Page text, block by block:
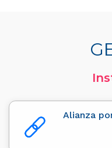
Alianza